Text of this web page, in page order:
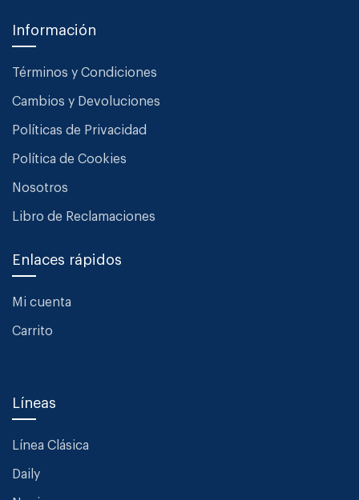
Información
Términos y Condiciones
Cambios y Devoluciones
Políticas de Privacidad
Política de Cookies
Nosotros
Libro de Reclamaciones
Enlaces rápidos
Mi cuenta
Carrito
Líneas
Línea Clásica
Daily